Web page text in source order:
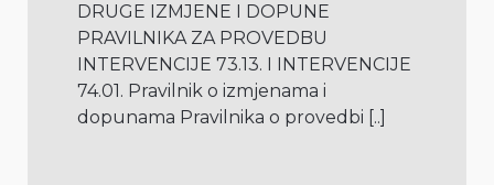
DRUGE IZMJENE I DOPUNE
PRAVILNIKA ZA PROVEDBU
INTERVENCIJE 73.13. I INTERVENCIJE
74.01. Pravilnik o izmjenama i
dopunama Pravilnika o provedbi [..]